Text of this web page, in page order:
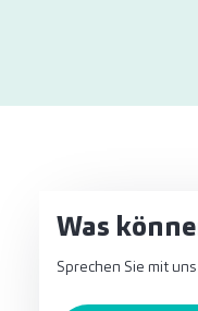
Was
Sprechen Sie mit